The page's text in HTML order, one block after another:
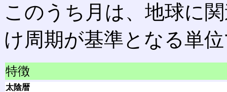
このうち月は、地球に
け周期が基準となる単
特徴
太陰暦